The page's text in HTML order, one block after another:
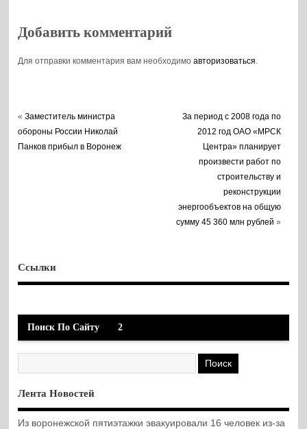
Добавить комментарий
Для отправки комментария вам необходимоавторизоваться
«Заместитель министра
обороны России Николай
Панков прибыл в Воронеж
За период с 2008 года по
2012 год ОАО «МРСК
Центра» планирует
произвести работ по
строительству и
реконструкции
энергообъектов на общую
сумму 45 360 млн рублей »
Ссылки
Поиск По Сайту 2
Лента Новостей
Из воронежской пятиэтажки эвакуировали 16 человек из-за